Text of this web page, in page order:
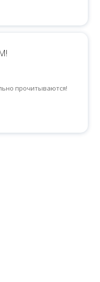
прочитываются!